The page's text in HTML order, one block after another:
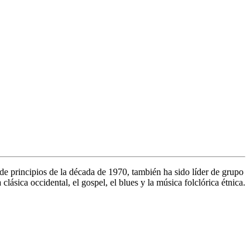
principios de la década de 1970, también ha sido líder de grupo
occidental, el gospel, el blues y la música folclórica étnica.